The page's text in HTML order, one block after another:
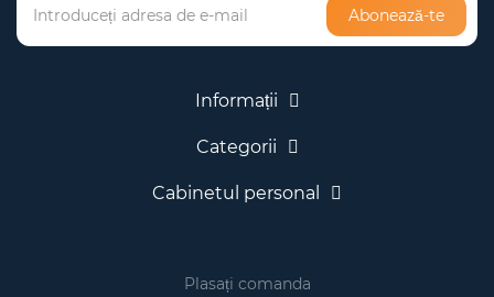
Abonează-te
Informații
Categorii
Cabinetul personal
Plasați comanda